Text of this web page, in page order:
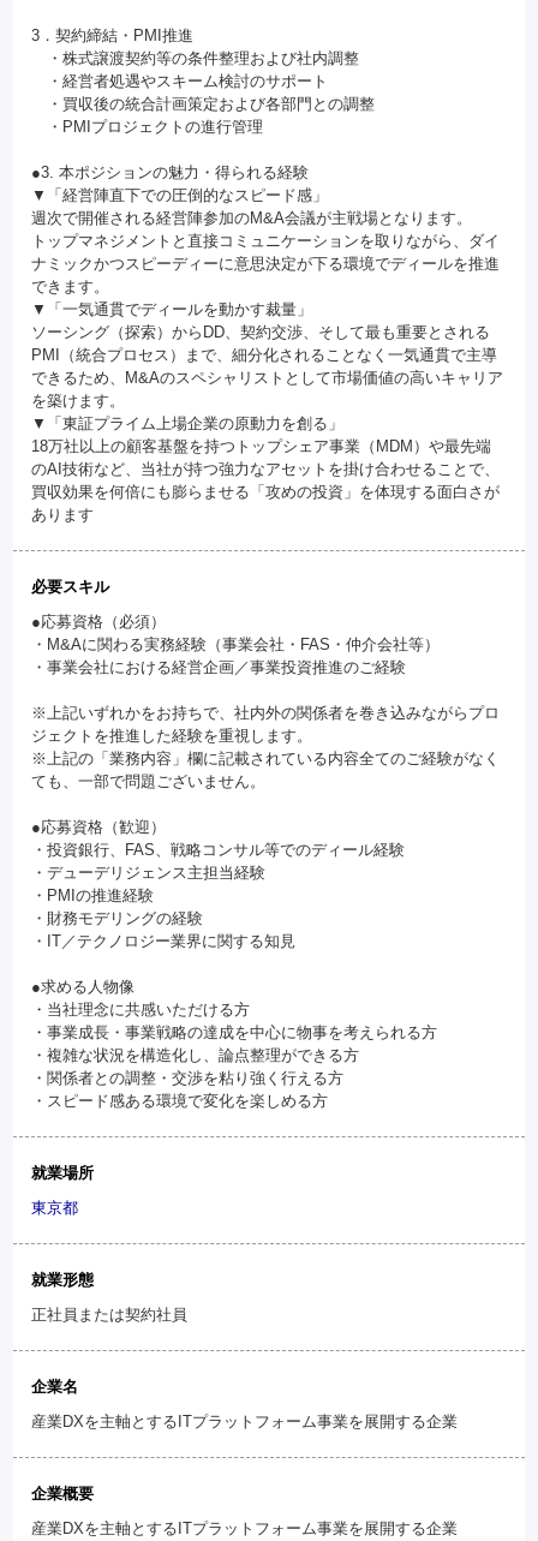
3．契約締結・PMI推進
・株式譲渡契約等の条件整理および社内調整
・経営者処遇やスキーム検討のサポート
・買収後の統合計画策定および各部門との調整
・PMIプロジェクトの進行管理
●3. 本ポジションの魅力・得られる経験
▼「経営陣直下での圧倒的なスピード感」
週次で開催される経営陣参加のM&A会議が主戦場となります。
トップマネジメントと直接コミュニケーションを取りながら、ダイ
ナミックかつスピーディーに意思決定が下る環境でディールを推進
できます。
▼「一気通貫でディールを動かす裁量」
ソーシング（探索）からDD、契約交渉、そして最も重要とされる
PMI（統合プロセス）まで、細分化されることなく一気通貫で主導
できるため、M&Aのスペシャリストとして市場価値の高いキャリア
を築けます。
▼「東証プライム上場企業の原動力を創る」
18万社以上の顧客基盤を持つトップシェア事業（MDM）や最先端
のAI技術など、当社が持つ強力なアセットを掛け合わせることで、
買収効果を何倍にも膨らませる「攻めの投資」を体現する面白さが
あります
必要スキル
●応募資格（必須）
・M&Aに関わる実務経験（事業会社・FAS・仲介会社等）
・事業会社における経営企画／事業投資推進のご経験
※上記いずれかをお持ちで、社内外の関係者を巻き込みながらプロ
ジェクトを推進した経験を重視します。
※上記の「業務内容」欄に記載されている内容全てのご経験がなく
ても、一部で問題ございません。
●応募資格（歓迎）
・投資銀行、FAS、戦略コンサル等でのディール経験
・デューデリジェンス主担当経験
・PMIの推進経験
・財務モデリングの経験
・IT／テクノロジー業界に関する知見
●求める人物像
・当社理念に共感いただける方
・事業成長・事業戦略の達成を中心に物事を考えられる方
・複雑な状況を構造化し、論点整理ができる方
・関係者との調整・交渉を粘り強く行える方
・スピード感ある環境で変化を楽しめる方
就業場所
東京都
就業形態
正社員または契約社員
企業名
産業DXを主軸とするITプラットフォーム事業を展開する企業
企業概要
産業DXを主軸とするITプラットフォーム事業を展開する企業